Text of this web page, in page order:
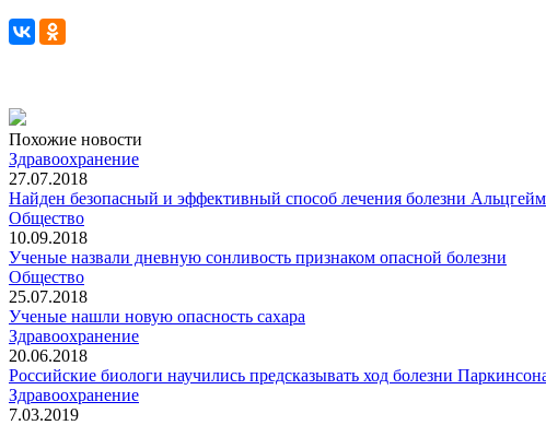
Похожие новости
Здравоохранение
27.07.2018
Найден безопасный и эффективный способ лечения болезни
Общество
10.09.2018
Ученые назвали дневную сонливость признаком опасной болезни
Общество
25.07.2018
Ученые нашли новую опасность сахара
Здравоохранение
20.06.2018
Российские биологи научились предсказывать ход болезни
Здравоохранение
7.03.2019